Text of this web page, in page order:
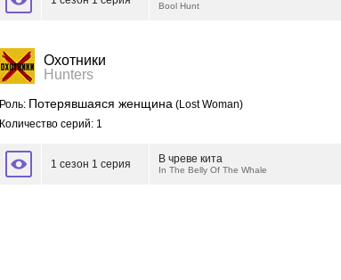
Bool Hunt
Охотники
Hunters
Роль: Потерявшаяся женщина (Lost Woman)
Количество серий: 1
1 сезон 1 серия В чреве кита
In The Belly Of The Whale